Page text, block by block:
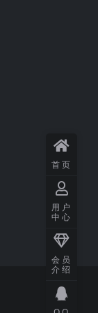
首页
用户
中心
会员
介绍